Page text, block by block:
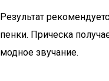
Результат
пенки. Прическа
модное звучание.